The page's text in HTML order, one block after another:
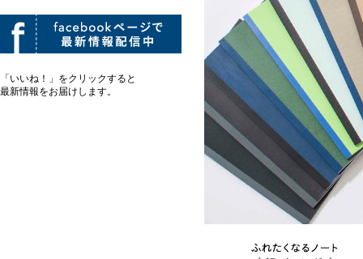
「いいね！」をクリックすると
最新情報をお届けします。